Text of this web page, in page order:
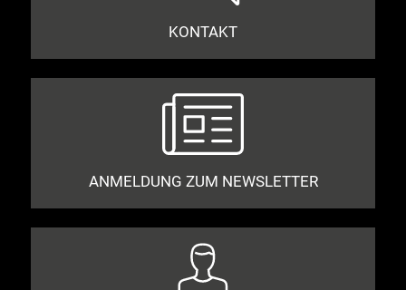
KONTAKT
ANMELDUNG ZUM NEWSLETTER